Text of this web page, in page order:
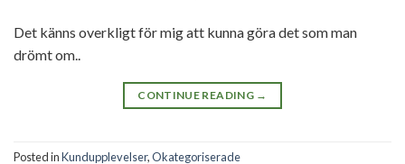
Det känns overkligt för mig att kunna göra det som man
drömt om..
CONTINUE READING →
Posted inKundupplevelser,Okategoriserade